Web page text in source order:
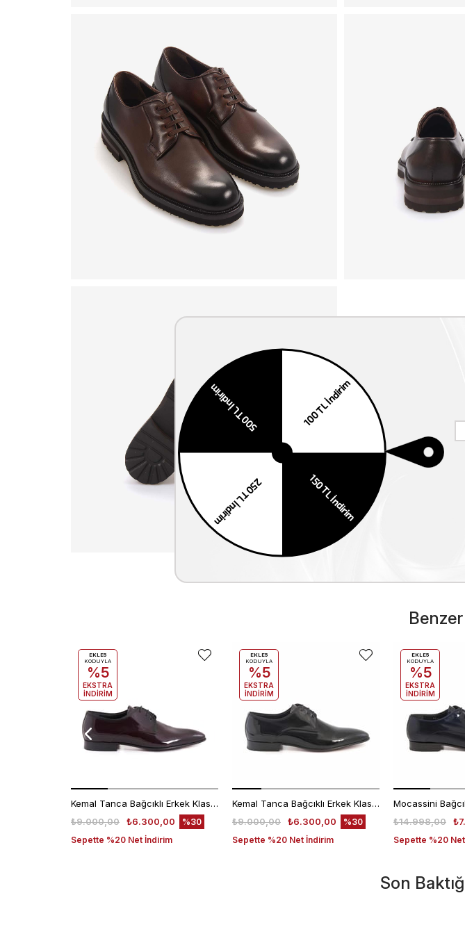
Kemal Tanca Bağcıklı Erkek Klasik Ayakkabı 700
₺6.300,00
₺9.000,00
Sepette %20 Net İndirim
%30
EKLE5
KODUYLA
%5
EKSTRA
İNDİRİM
Kemal Tanca Bağcıklı Erkek Klasik Ayakkabı 700
₺6.300,00
₺9.000,00
Sepette %20 Net İndirim
%30
EKLE5
KODUYLA
%5
EKSTRA
İNDİRİM
₺14.998,00
Sepette %20
EKLE5
KODUYLA
%5
EKSTRA
İNDİRİM
Son